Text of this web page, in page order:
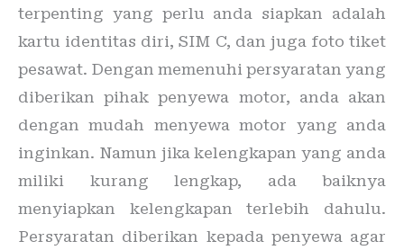
terpenting yang perlu anda siapkan adalah
kartu identitas diri, SIM C, dan juga foto tiket
pesawat. Dengan memenuhi persyaratan yang
diberikan pihak penyewa motor, anda akan
dengan mudah menyewa motor yang anda
inginkan. Namun jika kelengkapan yang anda
miliki kurang lengkap, ada baiknya
menyiapkan kelengkapan terlebih dahulu.
Persyaratan diberikan kepada penyewa agar